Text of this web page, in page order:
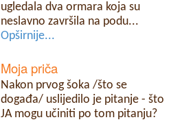
ugledala dva ormara koja su
neslavno završila na podu...
Opširnije...
Moja priča
Nakon prvog šoka /što se
događa/ uslijedilo je pitanje - što
JA mogu učiniti po tom pitanju?